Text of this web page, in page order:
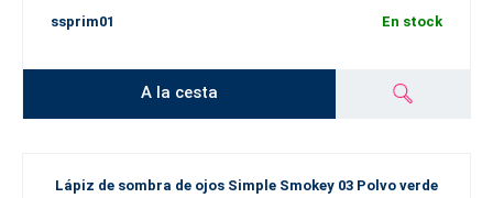
ssprim01 En stock
A la cesta
Lápiz de sombra de ojos Simple Smokey 03 Polvo verde